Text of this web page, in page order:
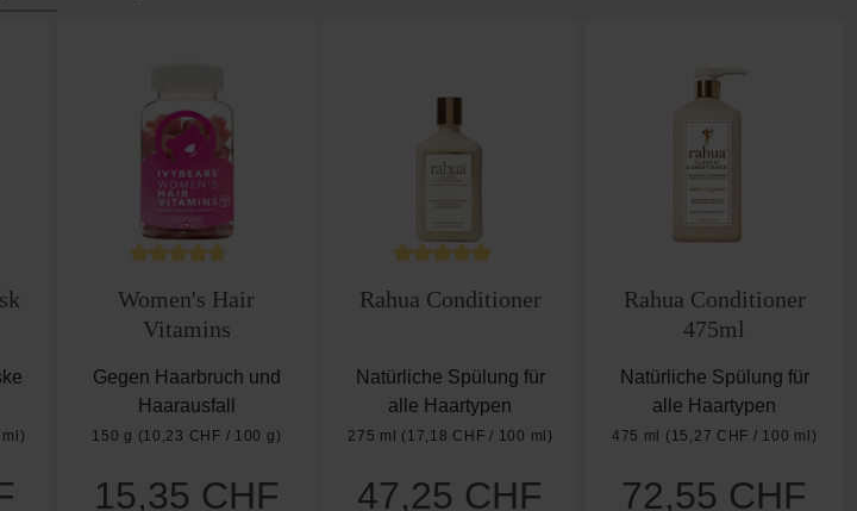
Women's Hair
Vitamins
Gegen Haarbruch und
Haarausfall
150 g (10,23 CHF / 100 g)
Regulärer Preis:
15,35 CHF
Rahua Conditioner
Natürliche Spülung für
alle Haartypen
275 ml (17,18 CHF / 100 ml)
Regulärer Preis:
47,25 CHF
Rahua Conditioner
475ml
Natürliche Spülung für
alle Haartypen
475 ml (15,27 CHF / 100 ml)
Regulärer Preis:
72,55 CHF